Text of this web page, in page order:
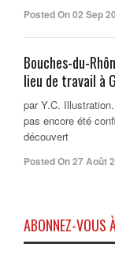
Posted On 02 Sep
Bouches-du-
lieu de travail à
par Y.C.
pas encore été
découvert
Posted On 27 Août
ABONNEZ-VOUS